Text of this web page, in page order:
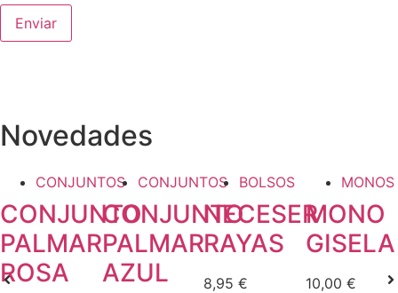
Novedades
CONJUNTOS
CONJUNTO
PALMAR
ROSA
CONJUNTOS
CONJUNTO
PALMAR
AZUL
BOLSOS
NECESER
RAYAS
8,95 €
MONOS
MONO
GISELA
10,00 €